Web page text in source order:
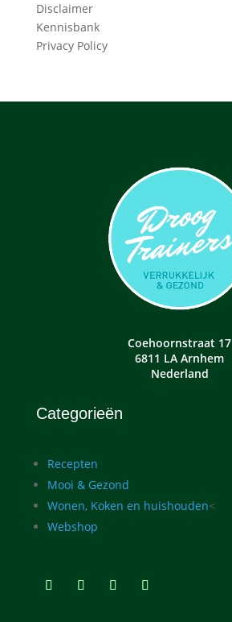
Disclaimer
Kennisbank
Privacy Policy
Coehoornstraat 17
6811 LA Arnhem
Nederland
Categorieën
Recepten
Mooi & Gezond
Wonen, Koken en huishouden<
Webshop